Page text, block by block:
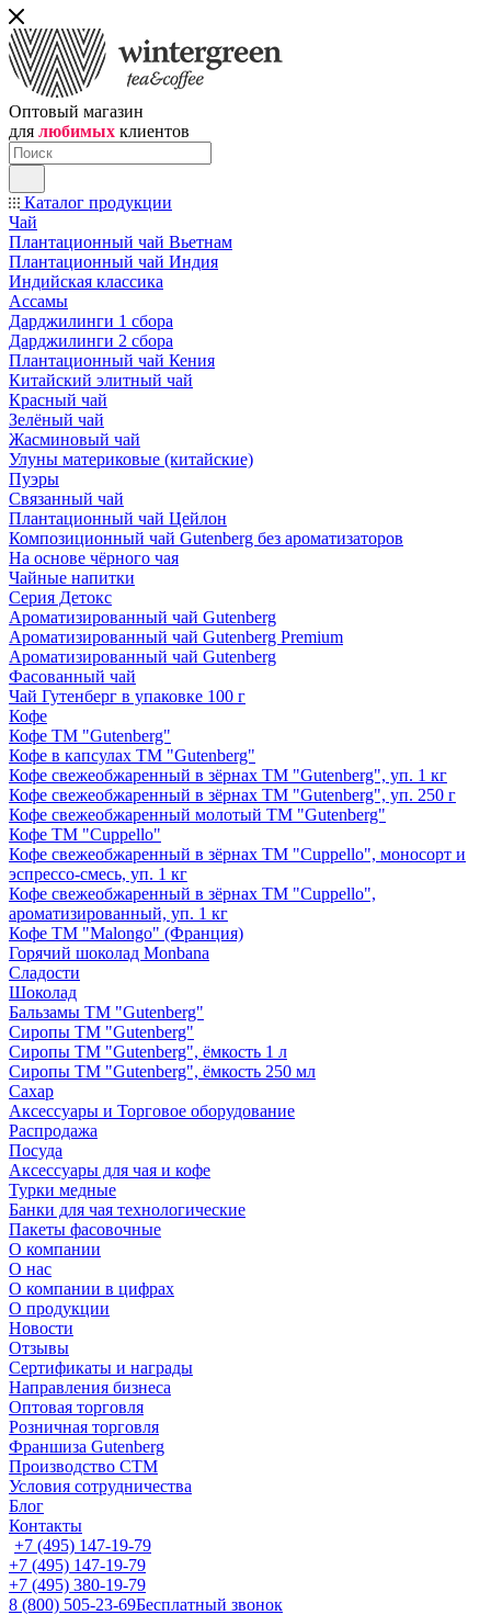
Оптовый магазин
для любимых клиентов
Каталог продукции
Чай
Плантационный чай Вьетнам
Плантационный чай Индия
Индийская классика
Ассамы
Дарджилинги 1 сбора
Дарджилинги 2 сбора
Плантационный чай Кения
Китайский элитный чай
Красный чай
Зелёный чай
Жасминовый чай
Улуны материковые (китайские)
Пуэры
Связанный чай
Плантационный чай Цейлон
Композиционный чай Gutenberg без ароматизаторов
На основе чёрного чая
Чайные напитки
Серия Детокс
Ароматизированный чай Gutenberg
Ароматизированный чай Gutenberg Premium
Ароматизированный чай Gutenberg
Фасованный чай
Чай Гутенберг в упаковке 100 г
Кофе
Кофе ТМ "Gutenberg"
Кофе в капсулах ТМ "Gutenberg"
Кофе свежеобжаренный в зёрнах ТМ "Gutenberg", уп. 1 кг
Кофе свежеобжаренный в зёрнах ТМ "Gutenberg", уп. 250 г
Кофе свежеобжаренный молотый ТМ "Gutenberg"
Кофе ТМ "Cuppello"
Кофе свежеобжаренный в зёрнах ТМ "Cuppello", моносорт и
эспрессо-смесь, уп. 1 кг
Кофе свежеобжаренный в зёрнах ТМ "Cuppello",
ароматизированный, уп. 1 кг
Кофе ТМ "Malongo" (Франция)
Горячий шоколад Monbana
Сладости
Шоколад
Бальзамы ТМ "Gutenberg"
Сиропы ТМ "Gutenberg"
Сиропы ТМ "Gutenberg", ёмкость 1 л
Сиропы ТМ "Gutenberg", ёмкость 250 мл
Сахар
Аксессуары и Торговое оборудование
Распродажа
Посуда
Аксессуары для чая и кофе
Турки медные
Банки для чая технологические
Пакеты фасовочные
О компании
О нас
О компании в цифрах
О продукции
Новости
Отзывы
Сертификаты и награды
Направления бизнеса
Оптовая торговля
Розничная торговля
Франшиза Gutenberg
Производство СТМ
Условия сотрудничества
Блог
Контакты
+7 (495) 147-19-79
+7 (495) 147-19-79
+7 (495) 380-19-79
8 (800) 505-23-69Бесплатный звонок